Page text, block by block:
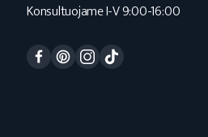
Konsultuojame I-V 9:00-16:00
FacebookPinterestInstagram